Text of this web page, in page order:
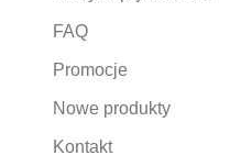
FAQ
Promocje
Nowe produkty
Kontakt